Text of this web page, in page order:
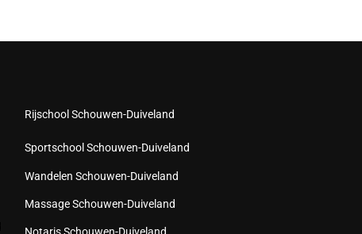
Rijschool Schouwen-Duiveland
Sportschool Schouwen-Duiveland
Wandelen Schouwen-Duiveland
Massage Schouwen-Duiveland